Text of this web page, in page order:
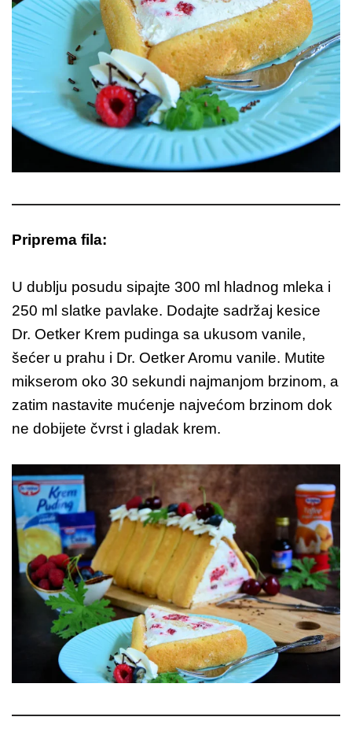
Priprema fila:
U dublju posudu sipajte 300 ml hladnog mleka i
250 ml slatke pavlake. Dodajte sadržaj kesice
Dr. Oetker Krem pudinga sa ukusom vanile,
šećer u prahu i Dr. Oetker Aromu vanile. Mutite
mikserom oko 30 sekundi najmanjom brzinom, a
zatim nastavite mućenje najvećom brzinom dok
ne dobijete čvrst i gladak krem.